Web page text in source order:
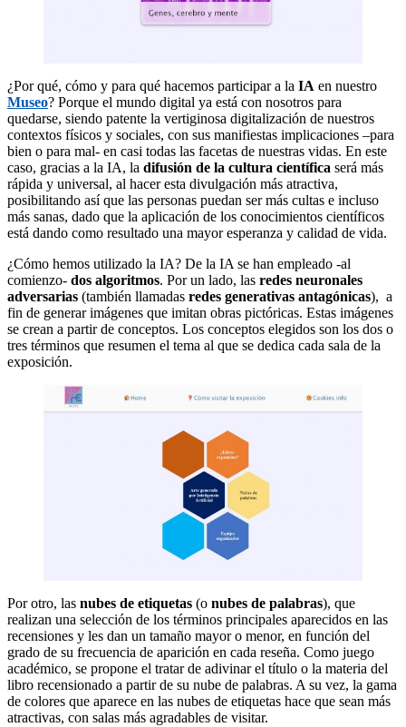
¿Por qué, cómo y para qué hacemos participar a la IA en nuestro
Museo? Porque el mundo digital ya está con nosotros para
quedarse, siendo patente la vertiginosa digitalización de nuestros
contextos físicos y sociales, con sus manifiestas implicaciones –para
bien o para mal- en casi todas las facetas de nuestras vidas. En este
caso, gracias a la IA, la difusión de la cultura científica será más
rápida y universal, al hacer esta divulgación más atractiva,
posibilitando así que las personas puedan ser más cultas e incluso
más sanas, dado que la aplicación de los conocimientos científicos
está dando como resultado una mayor esperanza y calidad de vida.
¿Cómo hemos utilizado la IA? De la IA se han empleado -al
comienzo- dos algoritmos. Por un lado, las redes neuronales
adversarias (también llamadas redes generativas antagónicas), a
fin de generar imágenes que imitan obras pictóricas. Estas imágenes
se crean a partir de conceptos. Los conceptos elegidos son los dos o
tres términos que resumen el tema al que se dedica cada sala de la
exposición.
Por otro, las nubes de etiquetas (o nubes de palabras), que
realizan una selección de los términos principales aparecidos en las
recensiones y les dan un tamaño mayor o menor, en función del
grado de su frecuencia de aparición en cada reseña. Como juego
académico, se propone el tratar de adivinar el título o la materia del
libro recensionado a partir de su nube de palabras. A su vez, la gama
de colores que aparece en las nubes de etiquetas hace que sean más
atractivas, con salas más agradables de visitar.